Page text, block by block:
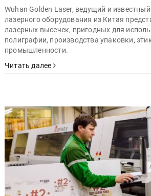
Wuhan Golden Laser, ведущий и
лазерного оборудования из Китая
лазерных высечек, пригодных для
полиграфии, производства упаковки,
промышленности.
Читать далее